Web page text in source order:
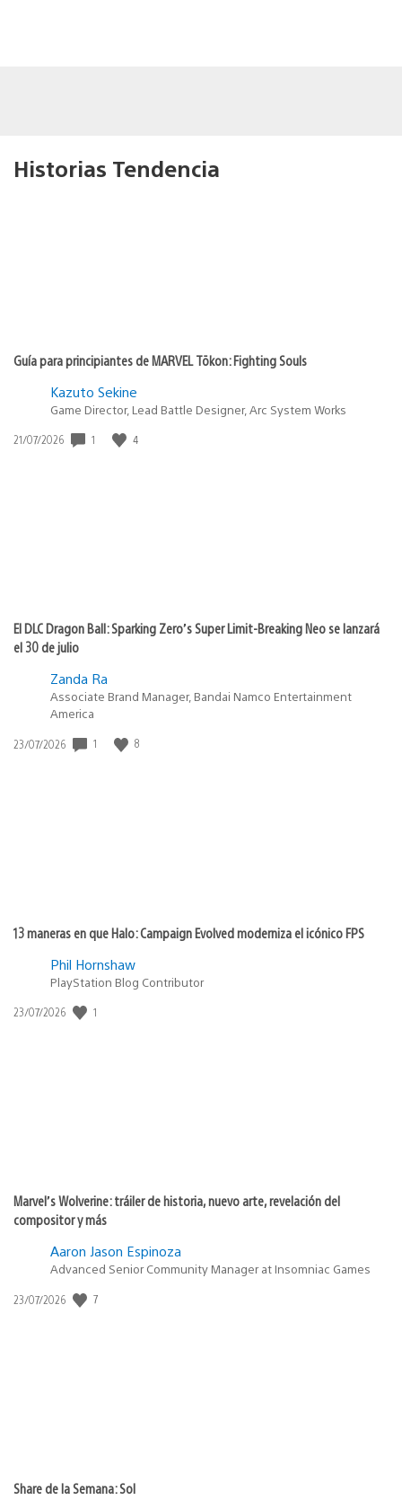
Historias Tendencia
Guía para principiantes de MARVEL Tōkon: Fighting Souls
Kazuto Sekine
Game Director, Lead Battle Designer, Arc System Works
Fecha
21/07/2026 1 4
El DLC Dragon Ball: Sparking Zero’s Super Limit-Breaking Neo se lanzará
el 30 de julio
Zanda Ra
Associate Brand Manager, Bandai Namco Entertainment
America
Fecha
23/07/2026 1 8
13 maneras en que Halo: Campaign Evolved moderniza el icónico FPS
Phil Hornshaw
PlayStation Blog Contributor
Fecha
23/07/2026 1
Marvel’s Wolverine: tráiler de historia, nuevo arte, revelación del
compositor y más
Aaron Jason Espinoza
Advanced Senior Community Manager at Insomniac Games
Fecha
23/07/2026 7
Share de la Semana: Sol